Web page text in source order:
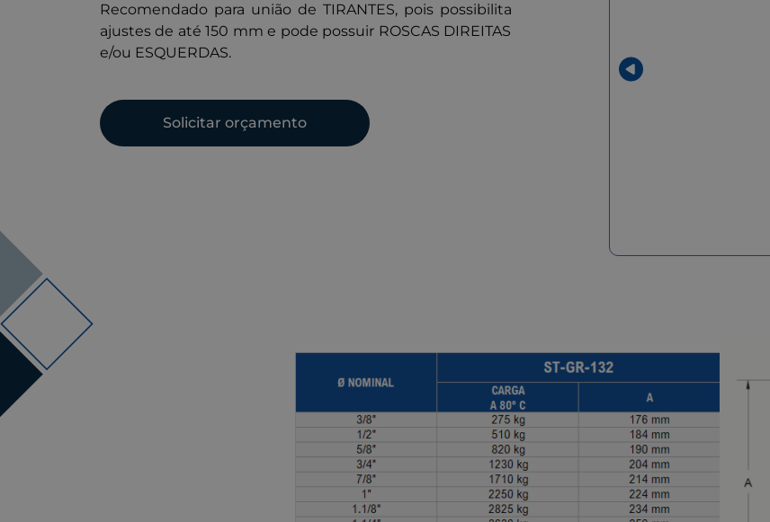
Recomendado para união de TIRANTES, pois possibilita
ajustes de até 150 mm e pode possuir ROSCAS DIREITAS
e/ou ESQUERDAS.
Solicitar orçamento